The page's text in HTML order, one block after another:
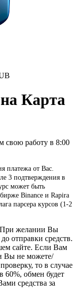
Карта
свою работу в 8:00
платежа от Вас.
3 подтверждения в
может быть
Binance и Rapira
парсера курсов (1-2
При желании Вы
до отправки средств.
сайте. Если Вам
Вы не можете/
то в случае
60%, обмен будет
средства за